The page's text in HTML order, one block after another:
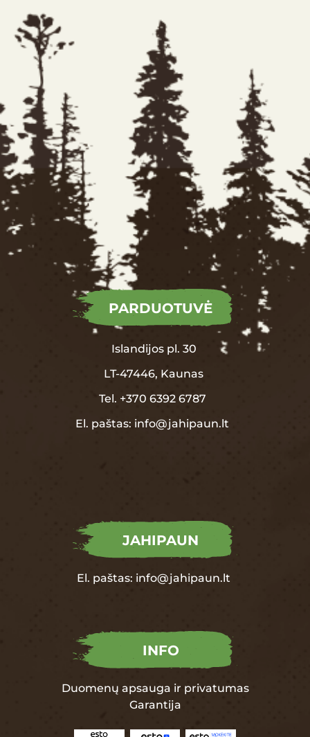
PARDUOTUVĖ
Islandijos pl. 30
LT-47446, Kaunas
Tel. +370 6392 6787
El. paštas: info@jahipaun.lt
JAHIPAUN
El. paštas: info@jahipaun.lt
INFO
Duomenų apsauga ir privatumas
Garantija